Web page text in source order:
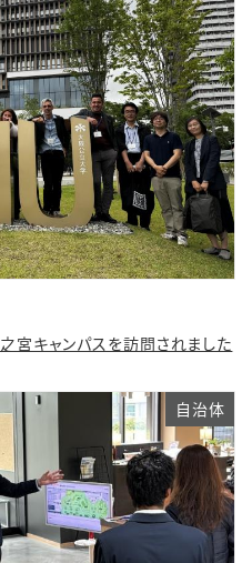
宮キャンパスを訪問されました
自治体